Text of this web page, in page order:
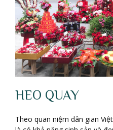
HEO QUAY
Theo quan niệm dân gian